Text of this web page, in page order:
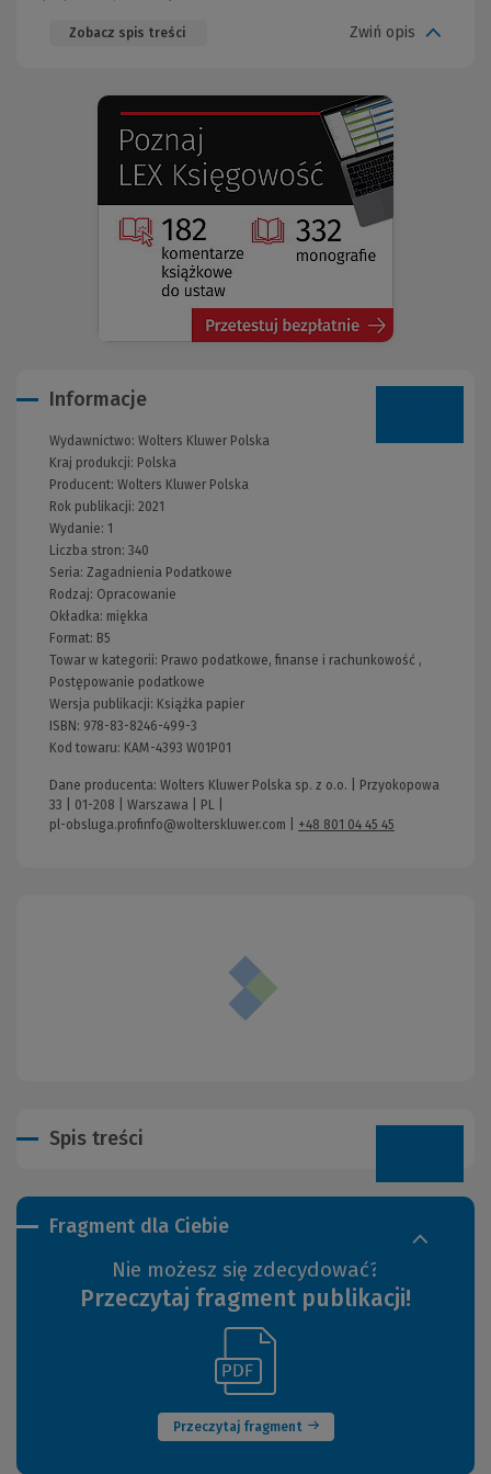
Zobacz spis treści Zwiń opis
Fragment dla Ciebie
Nie możesz się zdecydować?
Przeczytaj fragment publikacji!
Przeczytaj fragment
(Nowe
okno)
innej
Informacje
Wydawnictwo: Wolters Kluwer Polska
Kraj produkcji: Polska
Producent: Wolters Kluwer Polska
Rok publikacji: 2021
Wydanie: 1
Liczba stron: 340
Seria: Zagadnienia Podatkowe
Rodzaj: Opracowanie
Okładka: miękka
Format: B5
Towar w kategorii: Prawo podatkowe, finanse i rachunkowość ,
Postępowanie podatkowe
Wersja publikacji: Książka papier
ISBN: 978-83-8246-499-3
Kod towaru: KAM-4393 W01P01
Dane producenta: Wolters Kluwer Polska sp. z o.o. | Przyokopowa
33 | 01-208 | Warszawa | PL |
pl-obsluga.profinfo@wolterskluwer.com
+48 801 04 45 45
Spis treści